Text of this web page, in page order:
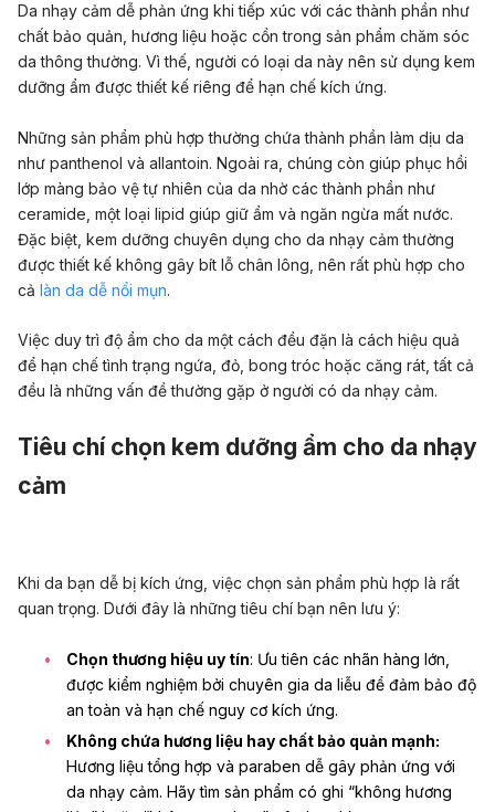
Da nhạy cảm dễ phản ứng khi tiếp xúc với các thành phần như
chất bảo quản, hương liệu hoặc cồn trong sản phẩm chăm sóc
da thông thường. Vì thế, người có loại da này nên sử dụng kem
dưỡng ẩm được thiết kế riêng để hạn chế kích ứng.
Những sản phẩm phù hợp thường chứa thành phần làm dịu da
như panthenol và allantoin. Ngoài ra, chúng còn giúp phục hồi
lớp màng bảo vệ tự nhiên của da nhờ các thành phần như
ceramide, một loại lipid giúp giữ ẩm và ngăn ngừa mất nước.
Đặc biệt, kem dưỡng chuyên dụng cho da nhạy cảm thường
được thiết kế không gây bít lỗ chân lông, nên rất phù hợp cho
cả làn da dễ nổi mụn.
Việc duy trì độ ẩm cho da một cách đều đặn là cách hiệu quả
để hạn chế tình trạng ngứa, đỏ, bong tróc hoặc căng rát, tất cả
đều là những vấn đề thường gặp ở người có da nhạy cảm.
Tiêu chí chọn kem dưỡng ẩm cho da nhạy
cảm
Khi da bạn dễ bị kích ứng, việc chọn sản phẩm phù hợp là rất
quan trọng. Dưới đây là những tiêu chí bạn nên lưu ý:
Chọn thương hiệu uy tín: Ưu tiên các nhãn hàng lớn,
được kiểm nghiệm bởi chuyên gia da liễu để đảm bảo độ
an toàn và hạn chế nguy cơ kích ứng.
Không chứa hương liệu hay chất bảo quản mạnh:
Hương liệu tổng hợp và paraben dễ gây phản ứng với
da nhạy cảm. Hãy tìm sản phẩm có ghi “không hương